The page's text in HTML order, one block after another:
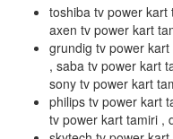
toshiba tv power kart
axen tv power kart
grundig tv power
, saba tv power kart
sony tv power kart
philips tv power kart
tv power kart tamiri ,